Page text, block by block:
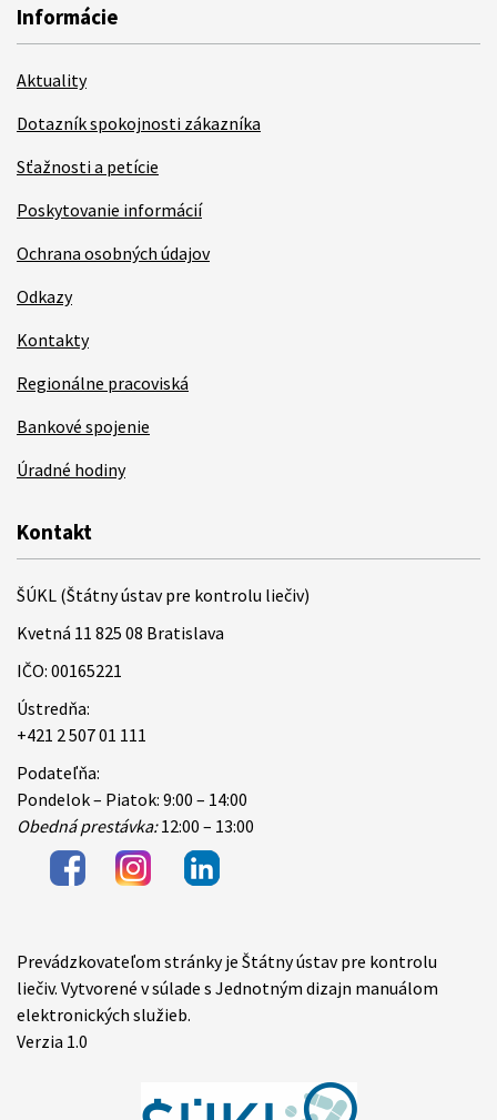
Informácie
Aktuality
Dotazník spokojnosti zákazníka
Sťažnosti a petície
Poskytovanie informácií
Ochrana osobných údajov
Odkazy
Kontakty
Regionálne pracoviská
Bankové spojenie
Úradné hodiny
Kontakt
ŠÚKL (Štátny ústav pre kontrolu liečiv)
Kvetná 11 825 08 Bratislava
IČO: 00165221
Ústredňa:
+421 2 507 01 111
Podateľňa:
Pondelok – Piatok: 9:00 – 14:00
Obedná prestávka:12:00 – 13:00
Items
Prevádzkovateľom stránky je Štátny ústav pre kontrolu
liečiv. Vytvorené v súlade s Jednotným dizajn manuálom
elektronických služieb.
Verzia 1.0